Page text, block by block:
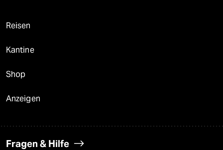
Reisen
Kantine
Shop
Anzeigen
Fragen & Hilfe